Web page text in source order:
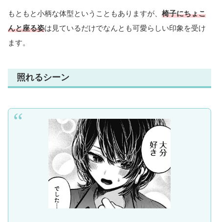
もともと小柄な体型ということもありますが、 椅子にちょこ
んと座る姿は見ているだけでなんとも可愛らしい印象を受け
ます。
照れるシーン